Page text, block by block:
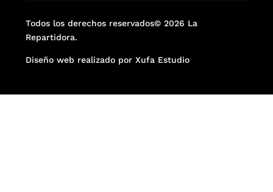
Todos los derechos reservados© 2026 La
Repartidora.
Diseño web realizado por Xufa Estudio